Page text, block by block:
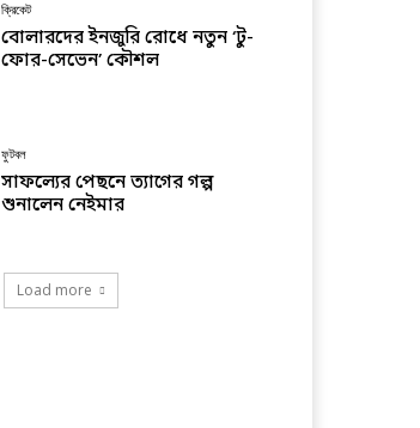
ক্রিকেট
বোলারদের ইনজুরি রোধে নতুন ‘টু-
ফোর-সেভেন’ কৌশল
ফুটবল
সাফল্যের পেছনে ত্যাগের গল্প
শুনালেন নেইমার
Load more